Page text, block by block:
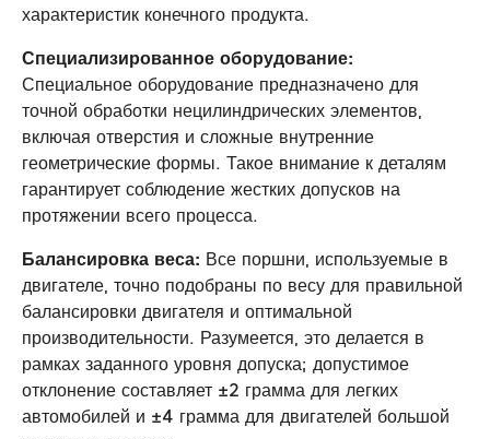
характеристик конечного продукта.
Специализированное оборудование:
Специальное оборудование предназначено для
точной обработки нецилиндрических элементов,
включая отверстия и сложные внутренние
геометрические формы. Такое внимание к деталям
гарантирует соблюдение жестких допусков на
протяжении всего процесса.
Балансировка веса: Все поршни, используемые в
двигателе, точно подобраны по весу для правильной
балансировки двигателя и оптимальной
производительности. Разумеется, это делается в
рамках заданного уровня допуска; допустимое
отклонение составляет ±2 грамма для легких
автомобилей и ±4 грамма для двигателей большой